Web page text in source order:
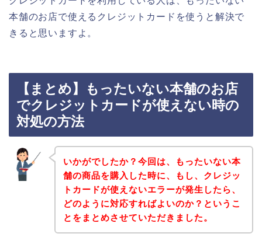
本舗のお店で使えるクレジットカードを使うと解決で
きると思いますよ。
【まとめ】もったいない本舗のお店
でクレジットカードが使えない時の
対処の方法
いかがでしたか？今回は、もったいない本
舗の商品を購入した時に、もし、クレジッ
トカードが使えないエラーが発生したら、
どのように対応すればよいのか？というこ
とをまとめさせていただきました。